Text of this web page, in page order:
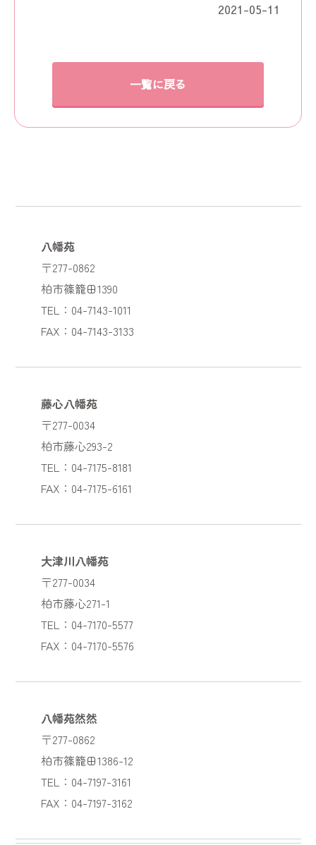
2021-05-11
一覧に戻る
八幡苑
〒277-0862
柏市篠籠田1390
TEL：04-7143-1011
FAX：04-7143-3133
藤心八幡苑
〒277-0034
柏市藤心293-2
TEL：04-7175-8181
FAX：04-7175-6161
大津川八幡苑
〒277-0034
柏市藤心271-1
TEL：04-7170-5577
FAX：04-7170-5576
八幡苑然然
〒277-0862
柏市篠籠田1386-12
TEL：04-7197-3161
FAX：04-7197-3162